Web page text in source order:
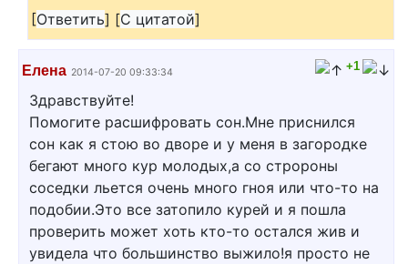
[Ответить] [С цитатой]
Елена 2014-07-20 09:33:34 +1
Здравствуйте!
Помогите расшифровать сон.Мне приснился
сон как я стою во дворе и у меня в загородке
бегают много кур молодых,а со стророны
соседки льется очень много гноя или что-то на
подобии.Это все затопило курей и я пошла
проверить может хоть кто-то остался жив и
увидела что большинство выжило!я просто не